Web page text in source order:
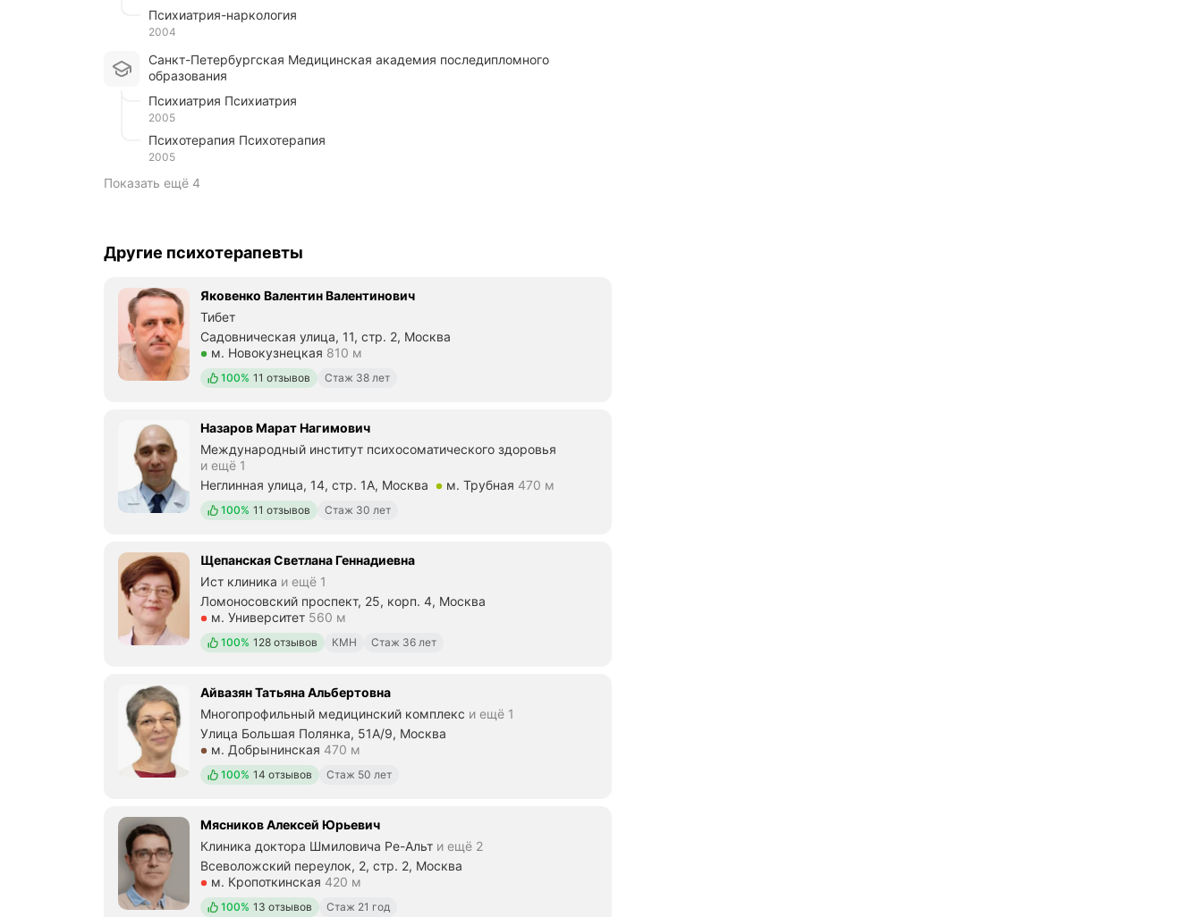
Психиатрия-наркология
2004
Санкт-Петербургская Медицинская академия последипломного
образования
Психиатрия Психиатрия
2005
Психотерапия Психотерапия
2005
Показать ещё 4
Другие психотерапевты
Яковенко Валентин Валентинович
Тибет
Садовническая улица, 11, стр. 2, Москва
Метро м. Новокузнецкая Расстояние 810 м
м. Новокузнецкая 810 м
Положительных отзывов
100% 11 отзывов Стаж 38 лет
Назаров Марат Нагимович
Международный институт психосоматического здоровья
и ещё 1
Неглинная улица, 14, стр. 1А, Москва
Метро м. Трубная Расстояние 470 м
м. Трубная 470 м
Положительных отзывов
100% 11 отзывов Стаж 30 лет
Щепанская Светлана Геннадиевна
Ист клиника и ещё 1
Ломоносовский проспект, 25, корп. 4, Москва
Метро м. Университет Расстояние 560 м
м. Университет 560 м
Положительных отзывов
100% 128 отзывов КМН Стаж 36 лет
Айвазян Татьяна Альбертовна
Многопрофильный медицинский комплекс и ещё 1
Улица Большая Полянка, 51А/9, Москва
Метро м. Добрынинская Расстояние 470 м
м. Добрынинская 470 м
Положительных отзывов
100% 14 отзывов Стаж 50 лет
Мясников Алексей Юрьевич
Клиника доктора Шмиловича Ре-Альт и ещё 2
Всеволожский переулок, 2, стр. 2, Москва
Метро м. Кропоткинская Расстояние 420 м
м. Кропоткинская 420 м
Положительных отзывов
100% 13 отзывов Стаж 21 год